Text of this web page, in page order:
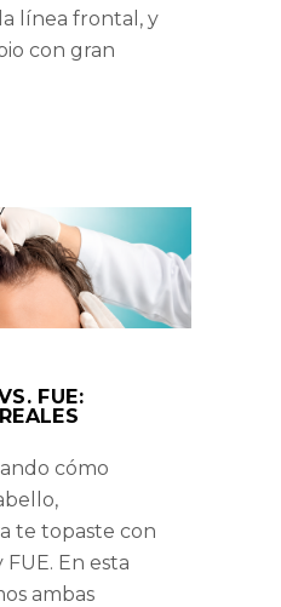
línea frontal, y
con gran
FUE:
cómo
te topaste con
FUE. En esta
ambas